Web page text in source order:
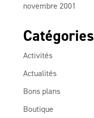
novembre 2001
Catégories
Activités
Actualités
Bons plans
Boutique